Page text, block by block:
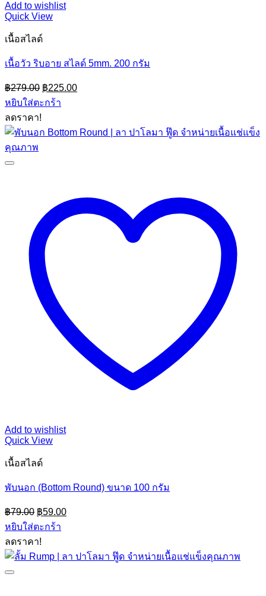
Add to wishlist
Quick View
เนื้อสไลด์
เนื้อวัว ริบอาย สไลด์ 5mm. 200 กรัม
฿279.00 Original
price
was:
฿225.00Current
price
หยิบใส่ตะกร้า
ลดราคา!
Add to wishlist
Quick View
เนื้อสไลด์
พับนอก (Bottom Round) ขนาด 100 กรัม
฿79.00 Original
price
was:
฿79.00.
฿59.00Current
price
หยิบใส่ตะกร้า
ลดราคา!